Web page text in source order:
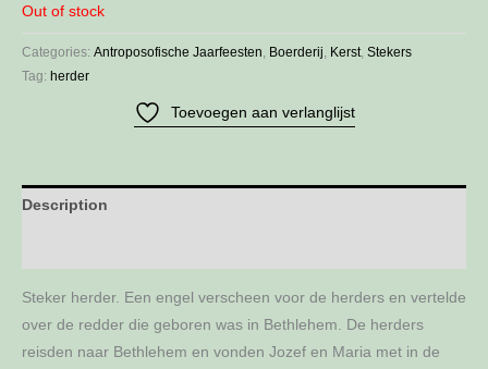
Out of stock
Categories: Antroposofische Jaarfeesten, Boerderij, Kerst, Stekers
Tag: herder
Toevoegen aan verlanglijst
Description
Steker herder. Een engel verscheen voor de herders en vertelde
over de redder die geboren was in Bethlehem. De herders
reisden naar Bethlehem en vonden Jozef en Maria met in de